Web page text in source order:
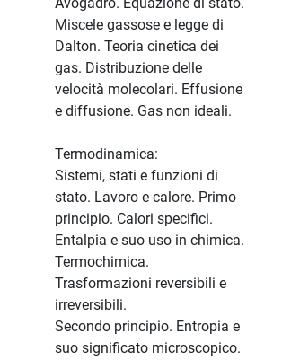
Avogadro. Equazione di stato.
Miscele gassose e legge di
Dalton. Teoria cinetica dei
gas. Distribuzione delle
velocità molecolari. Effusione
e diffusione. Gas non ideali.
Termodinamica:
Sistemi, stati e funzioni di
stato. Lavoro e calore. Primo
principio. Calori specifici.
Entalpia e suo uso in chimica.
Termochimica.
Trasformazioni reversibili e
irreversibili.
Secondo principio. Entropia e
suo significato microscopico.